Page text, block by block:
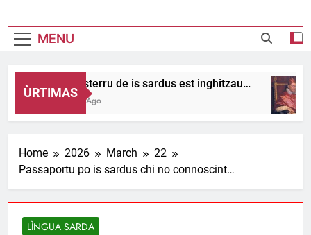
MENU
ÙRTIMAS
Su disterru de is sardus est inghitzau…
2 Days Ago
Home 2026 March
22
Passaportu po is sardus chi no connoscint…
LÌNGUA SARDA